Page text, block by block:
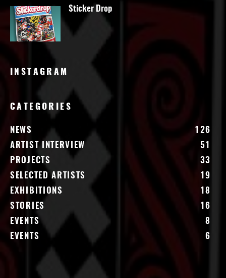
Sticker Drop
INSTAGRAM
CATEGORIES
NEWS
126
ARTIST INTERVIEW
51
PROJECTS
33
SELECTED ARTISTS
19
EXHIBITIONS
18
STORIES
16
EVENTS
8
EVENTS
6